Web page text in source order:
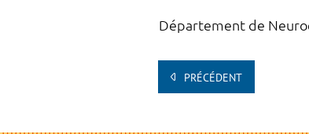
Département de
PRÉCÉDENT